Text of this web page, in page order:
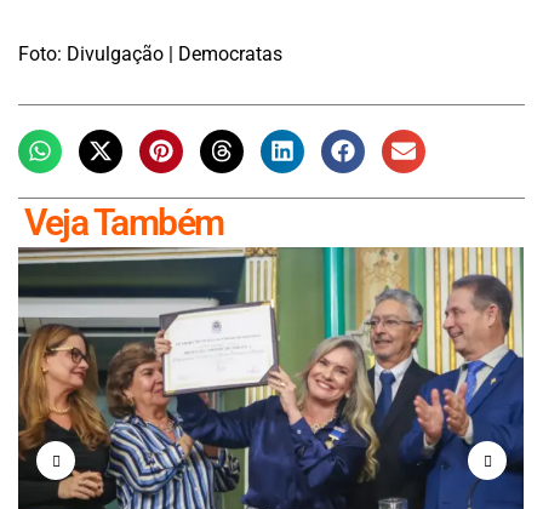
Foto: Divulgação | Democratas
Veja Também